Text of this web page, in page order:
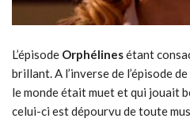
L’épisode Orphélinesétant
brillant. A l’inverse de l’épisode
le monde était muet et qui jouait
celui-ci est dépourvu de toute